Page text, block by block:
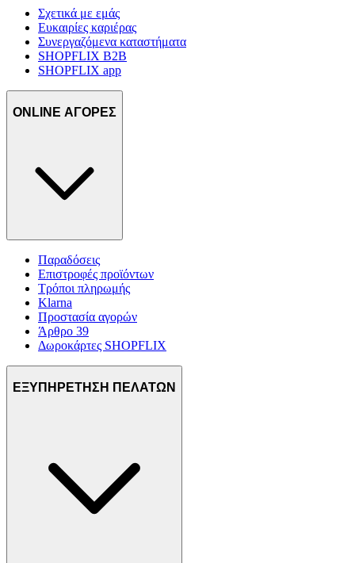
Σχετικά με εμάς
Ευκαιρίες καριέρας
Συνεργαζόμενα καταστήματα
SHOPFLIX B2B
SHOPFLIX app
ONLINE ΑΓΟΡΕΣ
Παραδόσεις
Επιστροφές προϊόντων
Τρόποι πληρωμής
Klarna
Προστασία αγορών
Άρθρο 39
Δωροκάρτες SHOPFLIX
ΕΞΥΠΗΡΕΤΗΣΗ ΠΕΛΑΤΩΝ